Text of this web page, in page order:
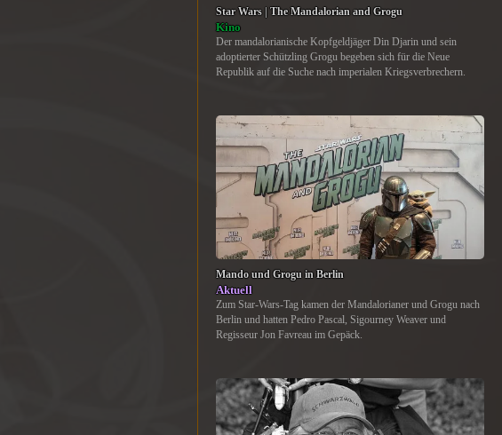
Star Wars | The Mandalorian and Grogu
Kino
Der mandalorianische Kopfgeldjäger Din Djarin und sein
adoptierter Schützling Grogu begeben sich für die Neue
Republik auf die Suche nach imperialen Kriegsverbrechern.
Mando und Grogu in Berlin
Aktuell
Zum Star-Wars-Tag kamen der Mandalorianer und Grogu nach
Berlin und hatten Pedro Pascal, Sigourney Weaver und
Regisseur Jon Favreau im Gepäck.